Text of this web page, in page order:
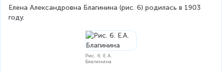
Елена Александровна Благинина (рис. 6) родилась в 1903
году.
Рис. 6. Е.А.
Благинина